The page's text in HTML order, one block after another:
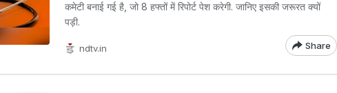
कमेटी बनाई गई है, जो 8 हफ्तों में रिपोर्ट पेश करेगी. जानिए इसकी जरूरत क्यों
पड़ी.
ndtv.in Share